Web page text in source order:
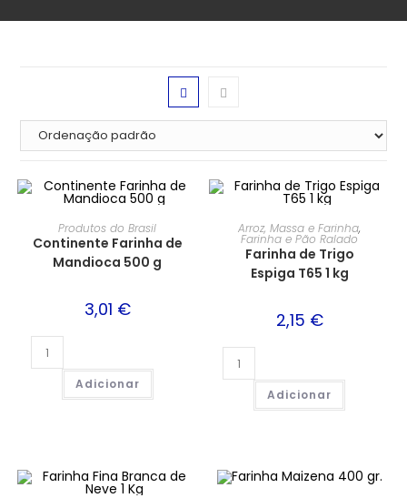
Produtos do Brasil
Continente Farinha de
Mandioca 500 g
3,01 €
Adicionar
Arroz, Massa e Farinha,
Farinha e Pão Ralado
Farinha de Trigo
Espiga T65 1 kg
2,15 €
Adicionar